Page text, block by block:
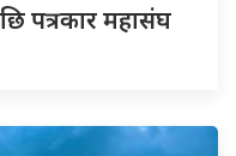
पत्रकार महासंघ